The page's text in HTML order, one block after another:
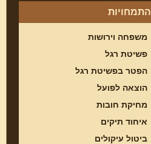
התמחויות
משפחה וירושות
פשיטת רגל
הפטר בפשיטת רגל
הוצאה לפועל
מחיקת חובות
איחוד תיקים
ביטול עיקולים